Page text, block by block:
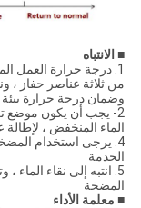
■ الانتباه
من ثلاثة عناصر حفاز ،
وضمان درجة حرارة بيئة
2- يجب أن يكون موضع
الماء المنخفض ،
4. يرجى استخدام
الخدمة
5. انتبه إلى نقاء
المضخة
■ معلمة الأداء